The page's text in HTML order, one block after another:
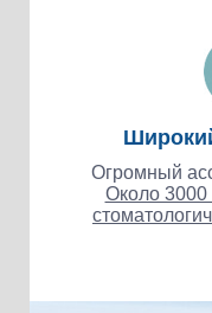
Огромный
Около 3000